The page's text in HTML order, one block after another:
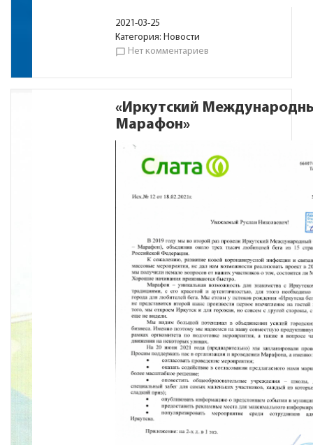
2021-03-25
Категория: Новости
chat_bubble_outline Нет комментариев
«Иркутский
Марафон»